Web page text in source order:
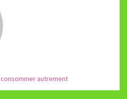
consommer autrement